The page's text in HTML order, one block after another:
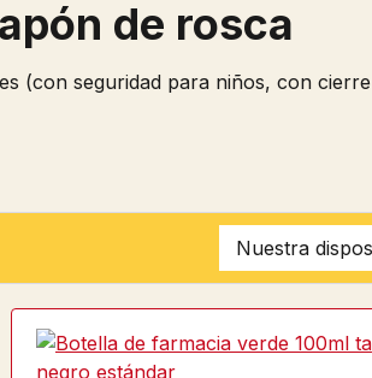
de rosca
(con seguridad para niños, con